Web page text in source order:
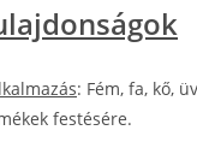
: Fém, fa, kő,
festésére.